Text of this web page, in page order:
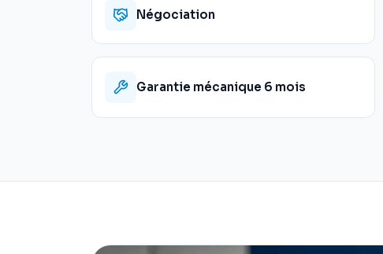
Négociation
Garantie mécanique 6 mois